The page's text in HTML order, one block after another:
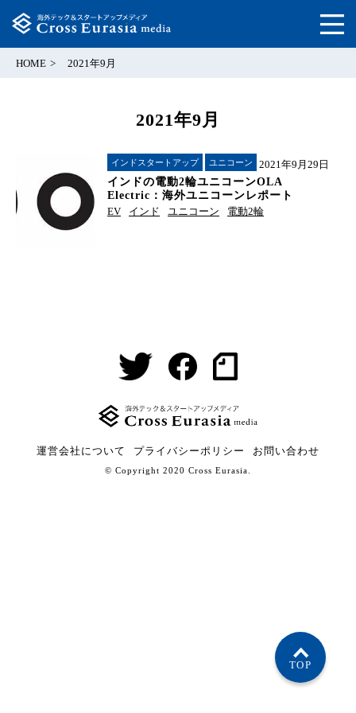
TOP
HOME 2021年9月
2021年9月
インドスタートアップ ユニコーン 2021年9月29日
インドの電動2輪ユニコーンOLA
Electric：海外ユニコーンレポート
EV インド ユニコーン 電動2輪
運営会社について プライバシーポリシー お問い合わせ
© Copyright 2020 Cross Eurasia.